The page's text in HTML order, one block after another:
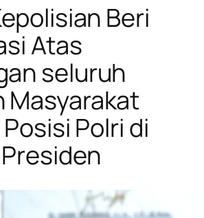
Beri
Atas
seluruh
Masyarakat
Polri di